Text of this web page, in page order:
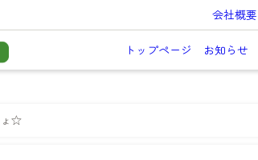
会社概要
トップページ お知らせ
ょ☆